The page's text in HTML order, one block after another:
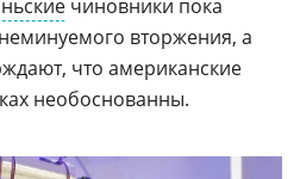
чиновники пока
вторжения, а
что американские
необоснованны.